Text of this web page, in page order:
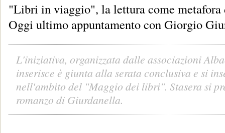
"Libri in viaggio", la lettura come
Oggi ultimo appuntamento con Giorgio
L'iniziativa, organizzata dalle associazioni
inserisce è giunta alla serata conclusiva e si
nell'ambito del "Maggio dei libri". Stasera si
romanzo di Giurdanella.